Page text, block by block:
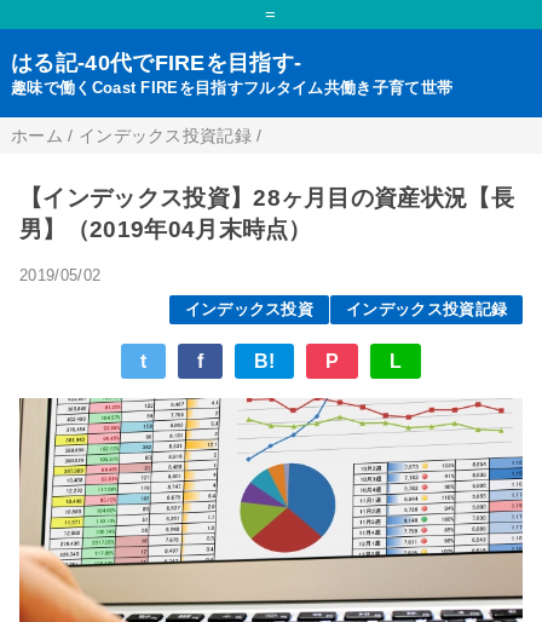
=
はる記-40代でFIREを目指す-
趣味で働くCoast FIREを目指すフルタイム共働き子育て世帯
ホーム / インデックス投資記録 /
【インデックス投資】28ヶ月目の資産状況【長
男】（2019年04月末時点）
2019/05/02
インデックス投資
インデックス投資記録
t f B! P L